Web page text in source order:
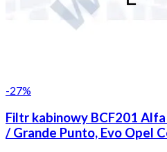
-27%
Filtr kabinowy BCF201
/ Grande Punto, Evo Opel